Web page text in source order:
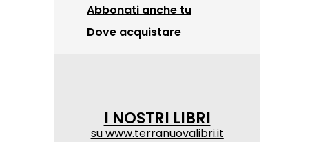
Abbonati anche tu
Dove acquistare
I NOSTRI LIBRI
suwww.terranuovalibri.it